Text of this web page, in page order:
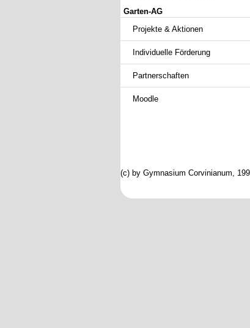
Garten-AG
Projekte & Aktionen
Individuelle Förderung
Partnerschaften
Moodle
(c) by Gymnasium Corvinianum,